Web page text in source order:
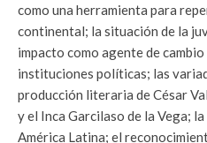
como una herramienta para
continental; la situación de la
impacto como agente de
instituciones políticas; las
producción literaria de César
y el Inca Garcilaso de la Vega;
América Latina; el